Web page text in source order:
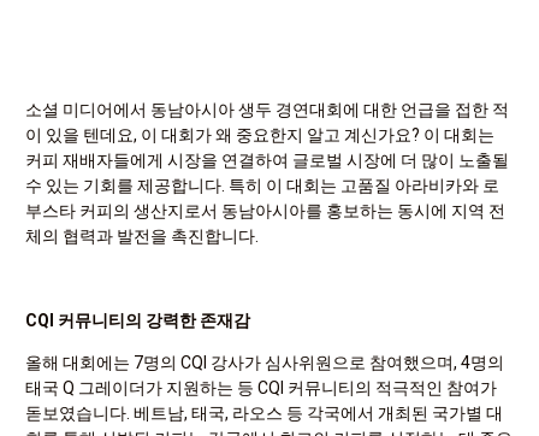
소셜 미디어에서 동남아시아 생두 경연대회에 대한 언급을 접한 적
이 있을 텐데요, 이 대회가 왜 중요한지 알고 계신가요? 이 대회는
커피 재배자들에게 시장을 연결하여 글로벌 시장에 더 많이 노출될
수 있는 기회를 제공합니다. 특히 이 대회는 고품질 아라비카와 로
부스타 커피의 생산지로서 동남아시아를 홍보하는 동시에 지역 전
체의 협력과 발전을 촉진합니다.
CQI 커뮤니티의 강력한 존재감
올해 대회에는 7명의 CQI 강사가 심사위원으로 참여했으며, 4명의
태국 Q 그레이더가 지원하는 등 CQI 커뮤니티의 적극적인 참여가
돋보였습니다. 베트남, 태국, 라오스 등 각국에서 개최된 국가별 대